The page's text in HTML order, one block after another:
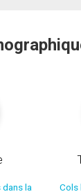
la
Cols